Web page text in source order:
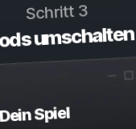
Schritt 3
umschalten
Dein Spiel